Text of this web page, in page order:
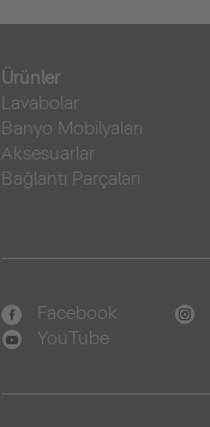
Ürünler
Lavabolar
Banyo Mobilyaları
Aksesuarlar
Bağlantı Parçaları
Facebook
YouTube